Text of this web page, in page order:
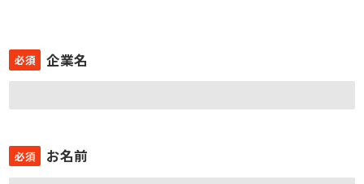
必須 企業名
必須 お名前